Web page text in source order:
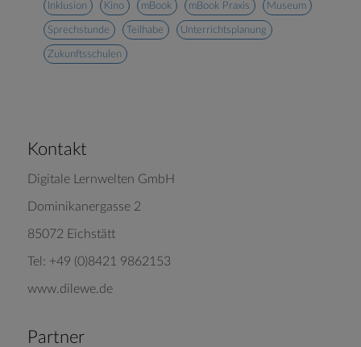
Inklusion Kino mBook mBook Praxis Museum
Sprechstunde Teilhabe Unterrichtsplanung
Zukunftsschulen
Kontakt
Digitale Lernwelten GmbH
Dominikanergasse 2
85072 Eichstätt
Tel: +49 (0)8421 9862153
www.dilewe.de
Partner